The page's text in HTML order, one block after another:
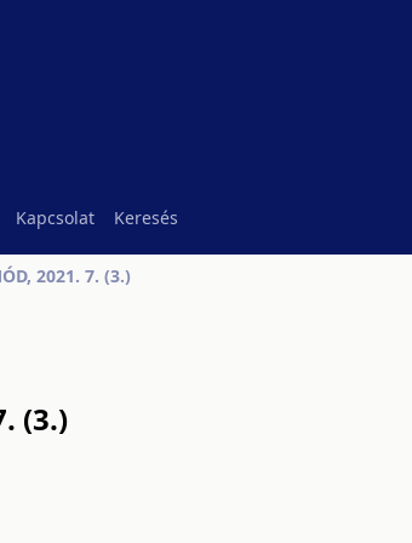
Kapcsolat Keresés
2021. 7. (3.)
(3.)